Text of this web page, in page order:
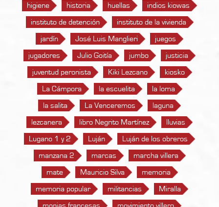
higiene historia huellas indios kiowas
instituto de detención instituto de la vivienda
jardín José Luis Manglieri juegos
jugadores Julio Goitía jumbo justicia
juventud peronista Kiki Lezcano kiosko
La Cámpora la escuelita la loma
la salita La Venceremos laguna
lezcanera libro Negrito Martínez lluvias
Lugano 1 y 2 Luján Luján de los obreros
manzana 2 marcas marcha villera
mate Mauricio Silva memoria
memoria popular militancias Miralla